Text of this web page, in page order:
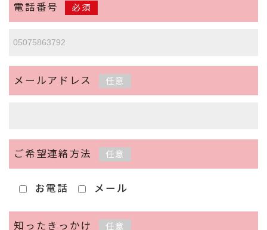
電話番号 必須
メールアドレス 任意
ご希望連絡方法 任意
お電話 メール
知ったきっかけ 任意